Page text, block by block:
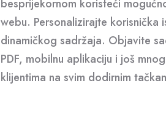
besprijekornom koristeći
webu. Personalizirajte korisnička
dinamičkog sadržaja. Objavite
PDF, mobilnu aplikaciju i još
klijentima na svim dodirnim